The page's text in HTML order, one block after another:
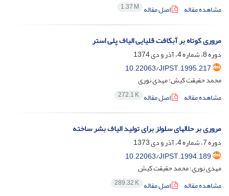
مشاهده مقاله
اصل مقاله 1.37 M
مروری کوتاه بر آبکافت قلیایی الیاف پلی استر
دوره 8، شماره 4، آذر و دی 1374
10.22063/JIPST.1995.217
محمد حقیقت کیش؛ مهدی نوری
مشاهده مقاله
اصل مقاله 272.1 K
مروری بر حلالهای سلولز برای تولید الیاف بشر ساخته
دوره 7، شماره 4، آذر و دی 1373
10.22063/JIPST.1994.189
مهدی نوری؛ محمد حقیقت کیش
مشاهده مقاله
اصل مقاله 289.32 K